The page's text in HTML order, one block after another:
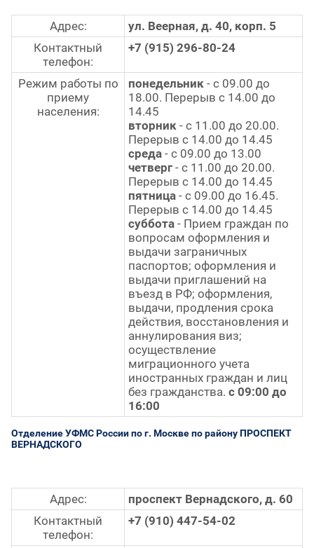
Адрес:
ул. Веерная, д. 40, корп. 5
Контактный
телефон:
+7 (915) 296-80-24
Режим работы по
приему
населения:
понедельник - с 09.00 до
18.00. Перерыв с 14.00 до
14.45
вторник - с 11.00 до 20.00.
Перерыв с 14.00 до 14.45
среда - с 09.00 до 13.00
четверг - с 11.00 до 20.00.
Перерыв с 14.00 до 14.45
пятница - с 09.00 до 16.45.
Перерыв с 14.00 до 14.45
суббота - Прием граждан по
вопросам оформления и
выдачи заграничных
паспортов; оформления и
выдачи приглашений на
въезд в РФ; оформления,
выдачи, продления срока
действия, восстановления и
аннулирования виз;
осуществление
миграционного учета
иностранных граждан и лиц
без гражданства. с 09:00 до
16:00
Отделение УФМС России по г. Москве по району ПРОСПЕКТ
ВЕРНАДСКОГО
Адрес:
проспект Вернадского, д. 60
Контактный
телефон:
+7 (910) 447-54-02